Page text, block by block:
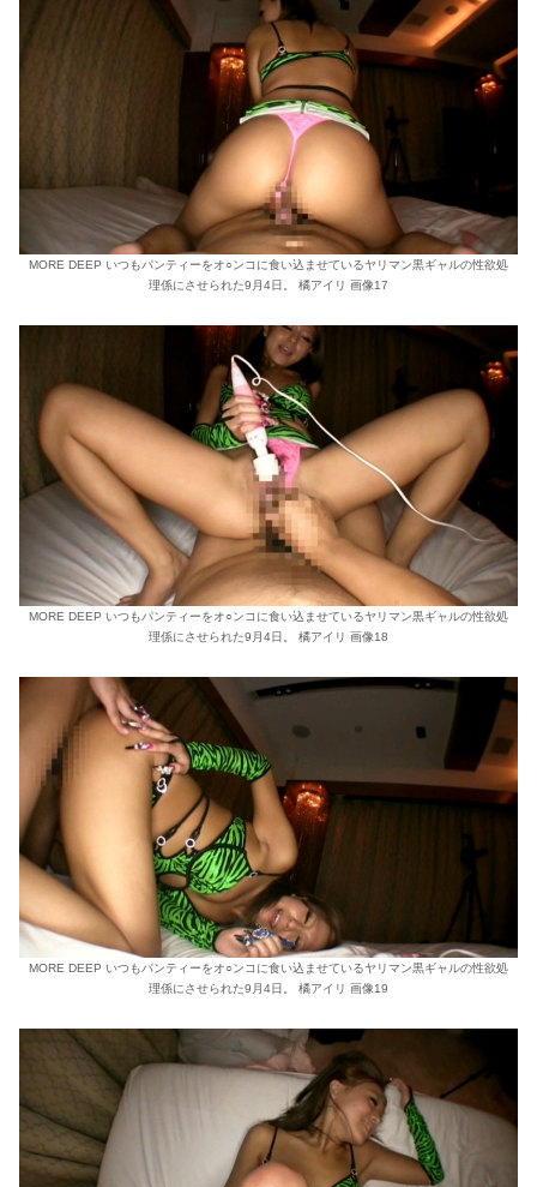
MORE DEEP いつもパンティーをオ○ンコに食い込ませているヤリマン黒ギャルの性欲処
理係にさせられた9月4日。 橘アイリ 画像17
MORE DEEP いつもパンティーをオ○ンコに食い込ませているヤリマン黒ギャルの性欲処
理係にさせられた9月4日。 橘アイリ 画像18
MORE DEEP いつもパンティーをオ○ンコに食い込ませているヤリマン黒ギャルの性欲処
理係にさせられた9月4日。 橘アイリ 画像19